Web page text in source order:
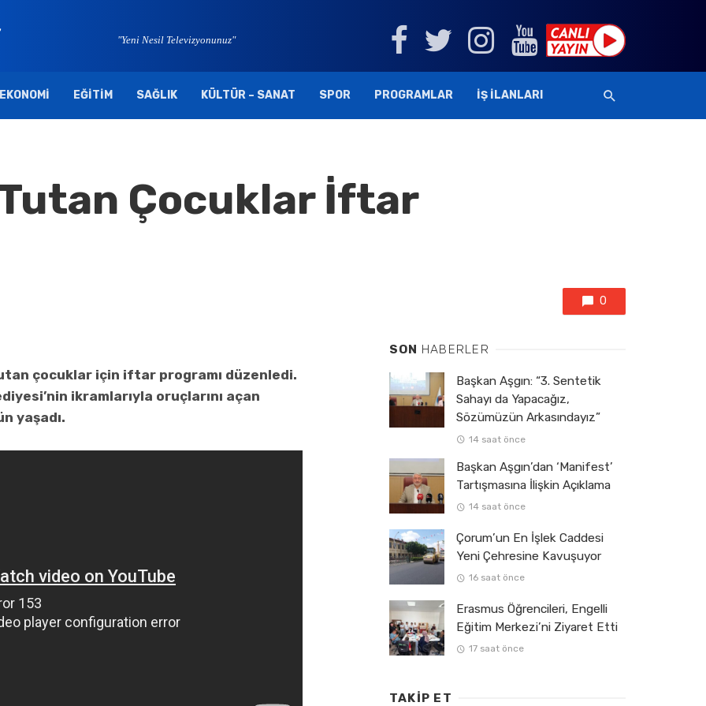
"Yeni Nesil Televizyonunuz"
EKONOMI EĞITIM SAĞLIK KÜLTÜR – SANAT SPOR PROGRAMLAR İŞ İLANLARI
Çocuklar İftar
0
çocuklar için iftar programı düzenledi.
ikramlarıyla oruçlarını açan
yaşadı.
SON HABERLER
Başkan Aşgın: “3. Sentetik
Sahayı da Yapacağız,
Sözümüzün Arkasındayız”
14 saat önce
Başkan Aşgın’dan ‘Manifest’
Tartışmasına İlişkin Açıklama
14 saat önce
Çorum’un En İşlek Caddesi
Yeni Çehresine Kavuşuyor
16 saat önce
Erasmus Öğrencileri, Engelli
Eğitim Merkezi’ni Ziyaret Etti
17 saat önce
TAKIP ET